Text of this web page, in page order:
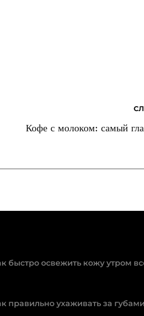
Кофе с молоком: самый
быстро освежить кожу утром
правильно ухаживать за